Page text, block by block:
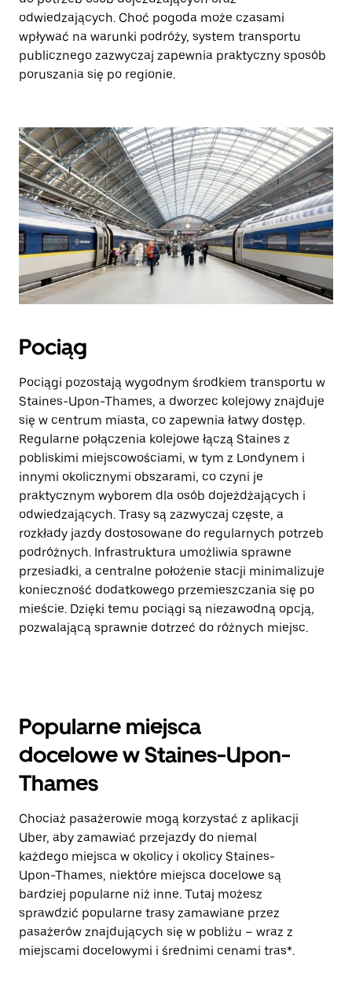
odwiedzających. Choć pogoda może czasami
wpływać na warunki podróży, system transportu
publicznego zazwyczaj zapewnia praktyczny sposób
poruszania się po regionie.
Pociąg
Pociągi pozostają wygodnym środkiem transportu w
Staines-Upon-Thames, a dworzec kolejowy znajduje
się w centrum miasta, co zapewnia łatwy dostęp.
Regularne połączenia kolejowe łączą Staines z
pobliskimi miejscowościami, w tym z Londynem i
innymi okolicznymi obszarami, co czyni je
praktycznym wyborem dla osób dojeżdżających i
odwiedzających. Trasy są zazwyczaj częste, a
rozkłady jazdy dostosowane do regularnych potrzeb
podróżnych. Infrastruktura umożliwia sprawne
przesiadki, a centralne położenie stacji minimalizuje
konieczność dodatkowego przemieszczania się po
mieście. Dzięki temu pociągi są niezawodną opcją,
pozwalającą sprawnie dotrzeć do różnych miejsc.
Popularne miejsca
docelowe w Staines-Upon-
Thames
Chociaż pasażerowie mogą korzystać z aplikacji
Uber, aby zamawiać przejazdy do niemal
każdego miejsca w okolicy i okolicy Staines-
Upon-Thames, niektóre miejsca docelowe są
bardziej popularne niż inne. Tutaj możesz
sprawdzić popularne trasy zamawiane przez
pasażerów znajdujących się w pobliżu – wraz z
miejscami docelowymi i średnimi cenami tras*.